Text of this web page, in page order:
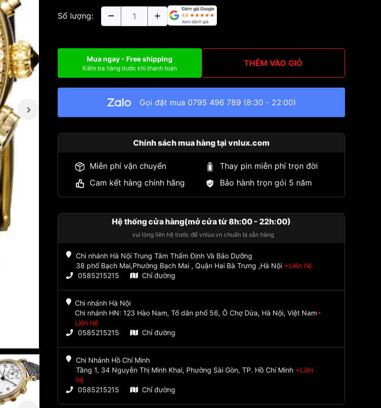
Số lượng:
Mua ngay - Free shipping
Kiểm tra hàng trước khi thanh toán THÊM VÀO GIỎ
Gọi đặt mua 0795 496 789 (8:30 - 22:00)
Chính sách mua hàng tại vnlux.com
Miễn phí vận chuyển
Thay pin miễn phí trọn đời
Cam kết hàng chính hãng
Bảo hành trọn gói 5 năm
Hệ thống cửa hàng(mở cửa từ 8h:00 - 22h:00)
vui lòng liên hệ trước để vnlux.vn chuẩn bị sẵn hàng
Chi nhánh Hà Nội Trung Tâm Thẩm Định Và Bảo Dưỡng
38 phố Bạch Mai,Phường Bạch Mai , Quận Hai Bà Trưng ,Hà Nội
Liên hệ
0585215215
Chỉ đường
Chi nhánh Hà Nội
Chi nhánh HN: 123 Hào Nam, Tổ dân phố 56, Ô Chợ Dừa, Hà Nội, Việt Nam
Liên hệ
0585215215
Chỉ đường
Chi Nhánh Hồ Chí Minh
Tầng 1, 34 Nguyễn Thị Minh Khai, Phường Sài Gòn, TP. Hồ Chí Minh
Liên
hệ
0585215215
Chỉ đường